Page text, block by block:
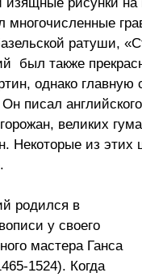
многочисленные
ратуши,
был также
однако
писал
великих
Некоторые из этих
родился в
у своего
мастера Ганса
1524). Когда